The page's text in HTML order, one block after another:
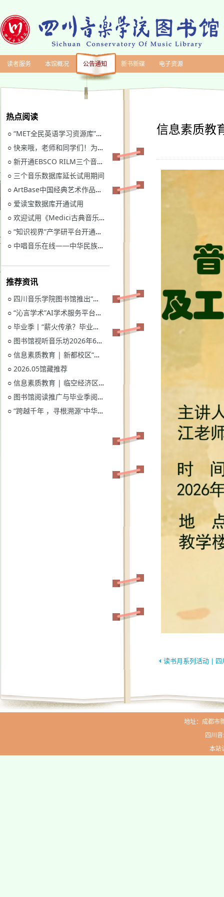
读者服务 本馆概况 公告通知 新书新碟 电子资源
热点阅读
○ “MET全民英语学习资源库”继续开通试用
○ 快来哦，老师和同学们！为川音图书馆“十四五”规划建言献策
○ 新开通EBSCO RILM三个音乐类数据库免费试用
○ 三个音乐数据库延长试用期间
○ ArtBase中国经典艺术作品数据库继续开通试用通知
○ 爱读宝数据库开通试用
○ 欢迎试用《Medici古典音乐视听图书馆》
○ “知识视界”产学研平台开通试用通知
○ 中唱音乐在线——中华民族音乐与戏曲资源库开通试用
推荐资讯
○ 四川音乐学院图书馆推出“忆长征？书香路”纪念中国工农红军长征胜利90周年系列活动
○ “沁言学术”AI学术服务平台开通试用
○ 毕业季丨“薪火传承？毕业生图书漂流”活动
○ 图书馆视听音乐坊2026年6月展播季
○ 信息素质教育 | 新都校区“图书馆多媒体资源的鉴赏和利用”电子资源讲座
○ 2026.05馆藏推荐
○ 信息素质教育 | 临空经济区校区“读秀学术资源一站式获取与电子资源远程访问”电子资源讲座
○ 图书馆阅读推广与毕业季阅读活动意见征集
○ “跨越千年 ，寻根溯源”中华优秀传统文化主题活动获奖名单
信息素质教
读书月系列活动 | 四川省高校“拥抱
地址：成都市
四川
本站